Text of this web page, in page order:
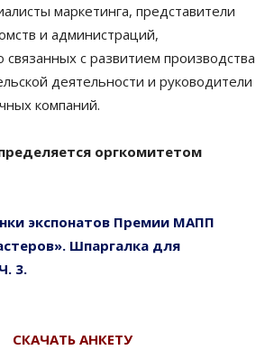
маркетинга, представители
и администраций,
связанных с развитием производства
деятельности и руководители
компаний.
оргкомитетом
экспонатов Премии МАПП
Шпаргалка для
3.
СКАЧАТЬ АНКЕТУ